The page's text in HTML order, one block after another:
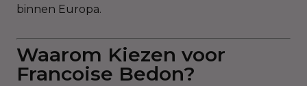
binnen Europa.
Waarom Kiezen voor
Francoise Bedon?